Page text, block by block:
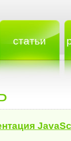
статьи